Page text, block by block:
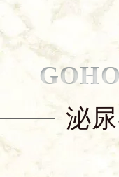
泌